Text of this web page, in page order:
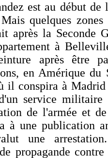
est au début de
quelques
après la Seconde
à
après être
en Amérique du
il conspira à
service
de l'armée et
à une publication
une
propagande